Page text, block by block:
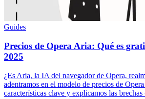
Guides
Precios de Opera Aria: Qué es
2025
¿Es Aria, la IA del navegador de Opera,
adentramos en el modelo de precios de
características clave y explicamos las